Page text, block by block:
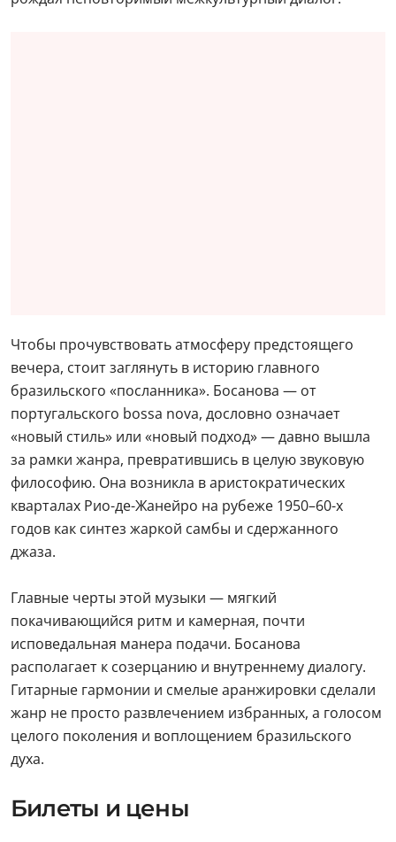
Чтобы прочувствовать атмосферу предстоящего
вечера, стоит заглянуть в историю главного
бразильского «посланника». Босанова — от
португальского bossa nova, дословно означает
«новый стиль» или «новый подход» — давно вышла
за рамки жанра, превратившись в целую звуковую
философию. Она возникла в аристократических
кварталах Рио-де-Жанейро на рубеже 1950–60-х
годов как синтез жаркой самбы и сдержанного
джаза.
Главные черты этой музыки — мягкий
покачивающийся ритм и камерная, почти
исповедальная манера подачи. Босанова
располагает к созерцанию и внутреннему диалогу.
Гитарные гармонии и смелые аранжировки сделали
жанр не просто развлечением избранных, а голосом
целого поколения и воплощением бразильского
духа.
Билеты и цены